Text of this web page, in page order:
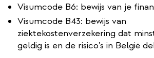
Visumcode B6: bewijs van je
Visumcode B43: bewijs van
ziektekostenverzekering dat
geldig is en de risico's in België